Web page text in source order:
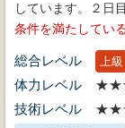
しています。２日
条件を満たしてい
総合レベル 上級
体力レベル
技術レベル